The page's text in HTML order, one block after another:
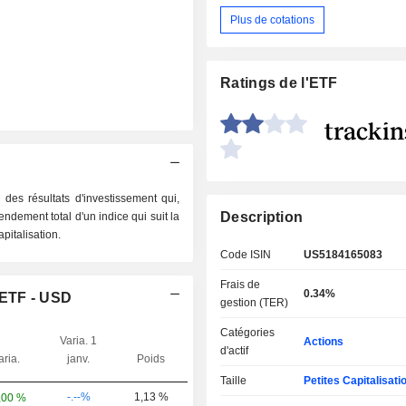
résultats d'investissement qui,
total d'un indice qui suit la
- USD
Varia. 1
janv.
Poids
% -.--% 1,13 %
Plus de cotations
Ratings de l'ETF
Description
Code ISIN US5184165083
Frais de
gestion (TER)
0.34%
Catégories
d'actif
Actions
Taille Petites